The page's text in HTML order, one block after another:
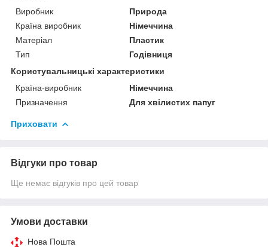
Виробник
Природа
Країна виробник
Німеччина
Матеріал
Пластик
Тип
Годівниця
Користувальницькі характеристики
Країна-виробник
Німеччина
Призначення
Для хвілистих папуг
Приховати
Відгуки про товар
Ще немає відгуків про цей товар
Умови доставки
Нова Пошта